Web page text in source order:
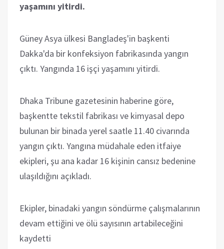
yaşamını yitirdi.
Güney Asya ülkesi Bangladeş'in başkenti
Dakka'da bir konfeksiyon fabrikasında yangın
çıktı. Yangında 16 işçi yaşamını yitirdi.
Dhaka Tribune gazetesinin haberine göre,
başkentte tekstil fabrikası ve kimyasal depo
bulunan bir binada yerel saatle 11.40 civarında
yangın çıktı. Yangına müdahale eden itfaiye
ekipleri, şu ana kadar 16 kişinin cansız bedenine
ulaşıldığını açıkladı.
Ekipler, binadaki yangın söndürme çalışmalarının
devam ettiğini ve ölü sayısının artabileceğini
kaydetti